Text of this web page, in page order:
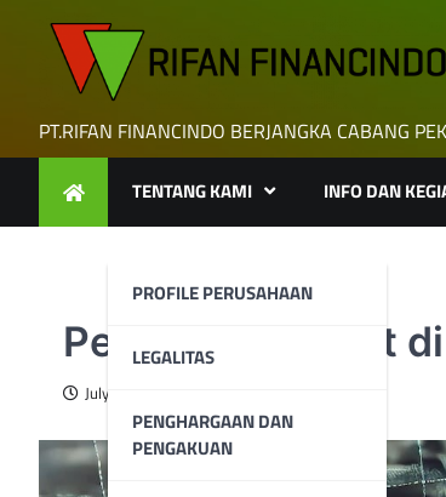
PT.RIFAN FINANCINDO BERJANGKA CABANG
TENTANG KAMI
PROFILE PERUSAHAAN
LEGALITAS
PENGHARGAAN DAN
PENGAKUAN
INFO DAN
Perak Tetap Kuat
July 1, 2025